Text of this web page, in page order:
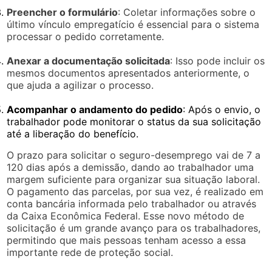
Preencher o formulário: Coletar informações sobre o
último vínculo empregatício é essencial para o sistema
processar o pedido corretamente.
Anexar a documentação solicitada: Isso pode incluir os
mesmos documentos apresentados anteriormente, o
que ajuda a agilizar o processo.
Acompanhar o andamento do pedido: Após o envio, o
trabalhador pode monitorar o status da sua solicitação
até a liberação do benefício.
O prazo para solicitar o seguro-desemprego vai de 7 a
120 dias após a demissão, dando ao trabalhador uma
margem suficiente para organizar sua situação laboral.
O pagamento das parcelas, por sua vez, é realizado em
conta bancária informada pelo trabalhador ou através
da Caixa Econômica Federal. Esse novo método de
solicitação é um grande avanço para os trabalhadores,
permitindo que mais pessoas tenham acesso a essa
importante rede de proteção social.